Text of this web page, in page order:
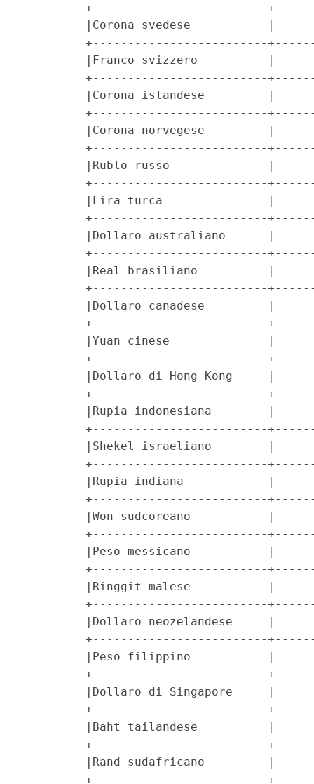
+-------------------------
|Corona svedese           |
+-------------------------
|Franco svizzero          |
+-------------------------
|Corona islandese         |
+-------------------------
|Corona norvegese         |
+-------------------------
|Rublo russo              |
+-------------------------
|Lira turca               |
+-------------------------
|Dollaro australiano      |
+-------------------------
|Real brasiliano          |
+-------------------------
|Dollaro canadese         |
+-------------------------
|Yuan cinese              |
+-------------------------
|Dollaro di Hong Kong     |
+-------------------------
|Rupia indonesiana        |
+-------------------------
|Shekel israeliano        |
+-------------------------
|Rupia indiana            |
+-------------------------
|Won sudcoreano           |
+-------------------------
|Peso messicano           |
+-------------------------
|Ringgit malese           |
+-------------------------
|Dollaro neozelandese     |
+-------------------------
|Peso filippino           |
+-------------------------
|Dollaro di Singapore     |
+-------------------------
|Baht tailandese          |
+-------------------------
|Rand sudafricano         |
+-------------------------